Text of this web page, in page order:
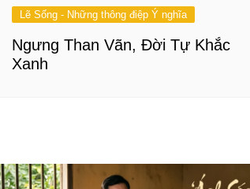
Lẽ Sống - Những thông điệp Ý nghĩa
Ngưng Than Vãn, Đời Tự Khắc
Xanh